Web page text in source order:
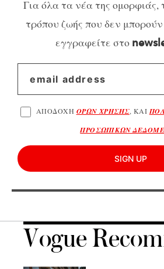
Για όλα τα νέα της ομορφιάς,
τρόπου ζωής που δεν
εγγραφείτε στο
ΑΠΟΔΟΧΗ ΟΡΩΝ ΧΡΗΣΗΣ, ΚΑΙ
ΠΡΟΣΩΠΙΚΩΝ
SIGN UP
Vogue